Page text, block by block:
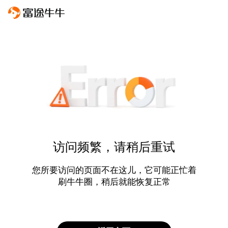
访问频繁，请稍后重试
您所要访问的页面不在这儿，它可能正忙着
刷牛牛圈，稍后就能恢复正常